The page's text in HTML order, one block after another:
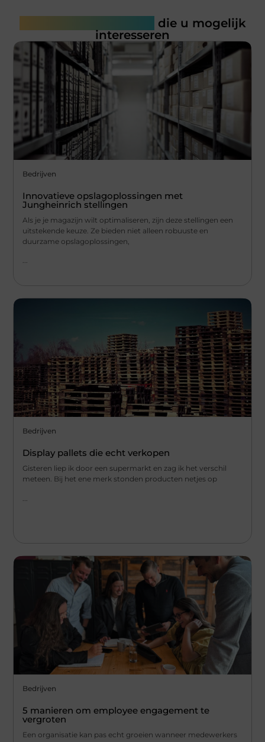
die u mogelijk
interesseren
Bedrijven
Innovatieve opslagoplossingen met
Jungheinrich stellingen
Als je je magazijn wilt optimaliseren, zijn deze stellingen een
uitstekende keuze. Ze bieden niet alleen robuuste en
duurzame opslagoplossingen,
...
Bedrijven
Display pallets die echt verkopen
Gisteren liep ik door een supermarkt en zag ik het verschil
meteen. Bij het ene merk stonden producten netjes op
Bedrijven
5 manieren om employee engagement te
vergroten
Een organisatie kan pas echt groeien wanneer medewerkers